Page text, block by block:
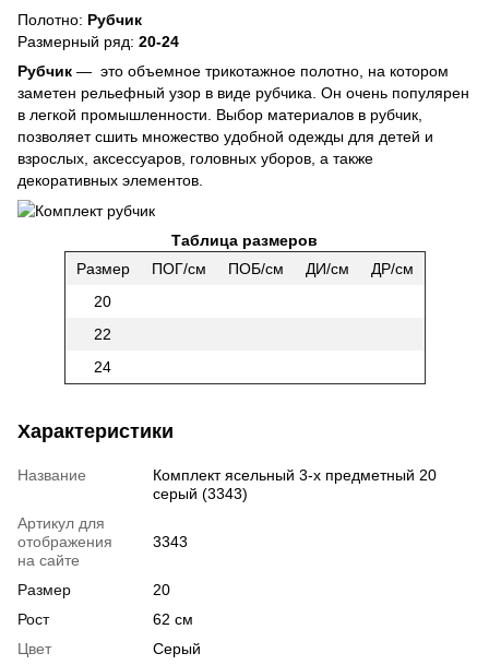
Полотно: Рубчик
Размерный ряд: 20-24
Рубчик ― это объемное трикотажное полотно, на котором
заметен рельефный узор в виде рубчика. Он очень популярен
в легкой промышленности. Выбор материалов в рубчик,
позволяет сшить множество удобной одежды для детей и
взрослых, аксессуаров, головных уборов, а также
декоративных элементов.
Таблица размеров
Размер
ПОГ/см ПОБ/см ДИ/см
ДР/см
20
22
24
Характеристики
Название
Комплект ясельный 3-х предметный 20
серый (3343)
Артикул для
отображения
на сайте
3343
Размер
20
Рост
62 см
Цвет
Серый